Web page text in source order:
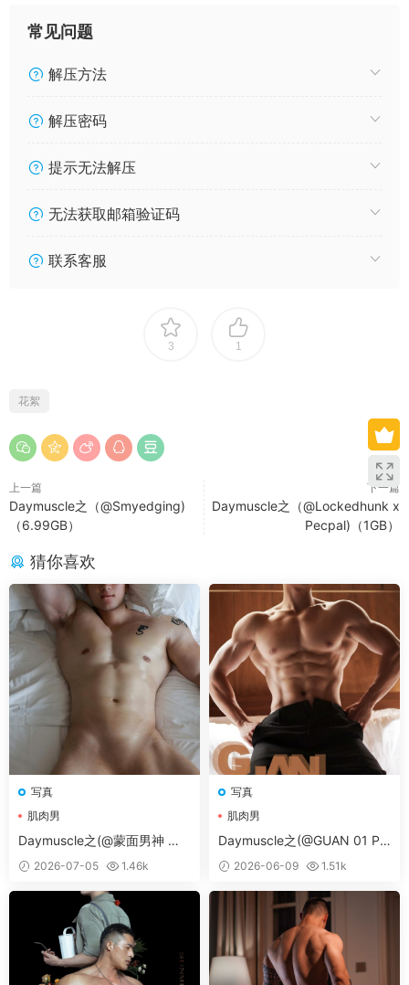
常见问题
解压方法
解压密码
提示无法解压
无法获取邮箱验证码
联系客服
3 1
花絮
上一篇
Daymuscle之（@Smyedging)
（6.99GB）
下一篇
Daymuscle之（@Lockedhunk x
Pecpal)（1GB）
猜你喜欢
写真
肌肉男
Daymuscle之(@蒙面男神 第1
96期 VOL 1-2）
2026-07-05 1.46k
写真
肌肉男
Daymuscle之(@GUAN 01 PA
RT 02）
2026-06-09 1.51k